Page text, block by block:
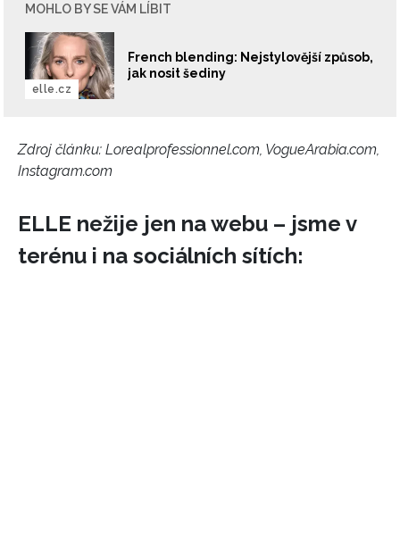
MOHLO BY SE VÁM LÍBIT
French blending: Nejstylovější způsob,
jak nosit šediny
elle.cz
Zdroj článku: Lorealprofessionnel.com, VogueArabia.com,
Instagram.com
ELLE nežije jen na webu – jsme v
terénu i na sociálních sítích: